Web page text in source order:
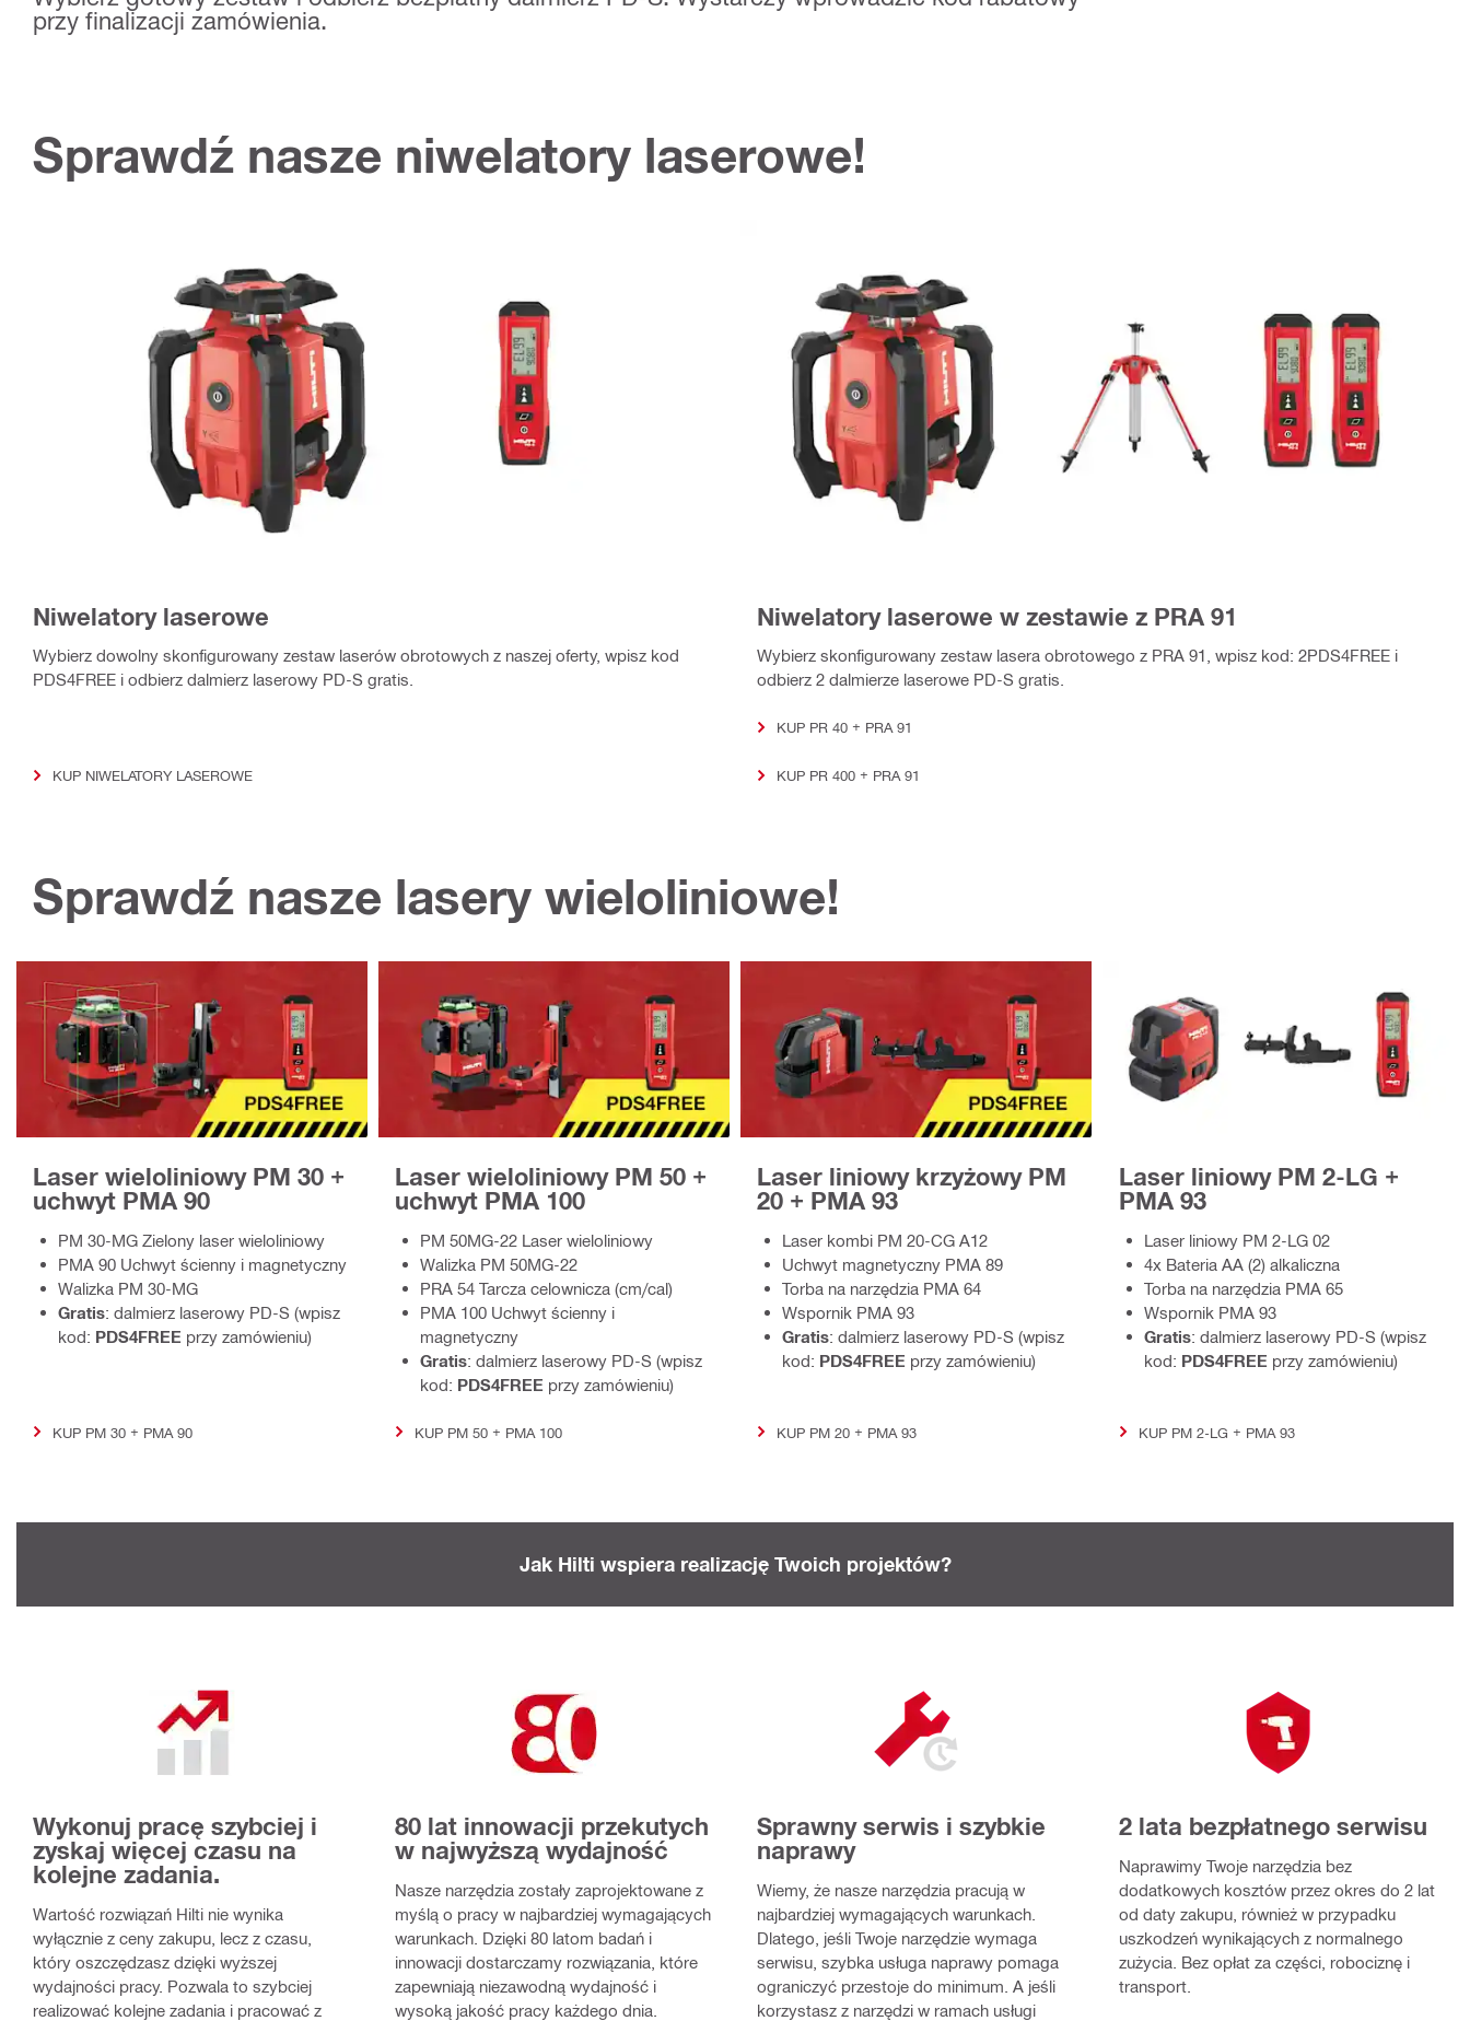
przy finalizacji zamówienia.
Sprawdź nasze niwelatory laserowe!
Niwelatory laserowe
Wybierz dowolny skonfigurowany zestaw laserów obrotowych z naszej oferty, wpisz kod
PDS4FREE i odbierz dalmierz laserowy PD‑S gratis.
KUP NIWELATORY LASEROWE
Niwelatory laserowe w zestawie z PRA 91
Wybierz skonfigurowany zestaw lasera obrotowego z PRA 91, wpisz kod: 2PDS4FREE i
odbierz 2 dalmierze laserowe PD‑S gratis.
KUP PR 40 + PRA 91
KUP PR 400 + PRA 91
Sprawdź nasze lasery wieloliniowe!
Laser wieloliniowy PM 30 +
uchwyt PMA 90
PM 30‑MG Zielony laser wieloliniowy
PMA 90 Uchwyt ścienny i magnetyczny
Walizka PM 30‑MG
Gratis: dalmierz laserowy PD‑S (wpisz
kod: PDS4FREE przy zamówieniu)
KUP PM 30 + PMA 90
Laser wieloliniowy PM 50 +
uchwyt PMA 100
PM 50MG‑22 Laser wieloliniowy
Walizka PM 50MG‑22
PRA 54 Tarcza celownicza (cm/cal)
PMA 100 Uchwyt ścienny i
magnetyczny
Gratis: dalmierz laserowy PD‑S (wpisz
kod: PDS4FREE przy zamówieniu)
KUP PM 50 + PMA 100
Laser liniowy krzyżowy PM
20 + PMA 93
Laser kombi PM 20-CG A12
Uchwyt magnetyczny PMA 89
Torba na narzędzia PMA 64
Wspornik PMA 93
Gratis: dalmierz laserowy PD‑S (wpisz
kod: PDS4FREE przy zamówieniu)
KUP PM 20 + PMA 93
Laser liniowy PM 2-LG +
PMA 93
Laser liniowy PM 2-LG 02
4x Bateria AA (2) alkaliczna
Torba na narzędzia PMA 65
Wspornik PMA 93
Gratis: dalmierz laserowy PD‑S (wpisz
kod: PDS4FREE przy zamówieniu)
KUP PM 2-LG + PMA 93
Jak Hilti wspiera realizację Twoich projektów?
Wykonuj pracę szybciej i
zyskaj więcej czasu na
kolejne zadania.
Wartość rozwiązań Hilti nie wynika
wyłącznie z ceny zakupu, lecz z czasu,
który oszczędzasz dzięki wyższej
wydajności pracy. Pozwala to szybciej
realizować kolejne zadania i pracować z
80 lat innowacji przekutych
w najwyższą wydajność
Nasze narzędzia zostały zaprojektowane z
myślą o pracy w najbardziej wymagających
warunkach. Dzięki 80 latom badań i
innowacji dostarczamy rozwiązania, które
zapewniają niezawodną wydajność i
wysoką jakość pracy każdego dnia.
Sprawny serwis i szybkie
naprawy
Wiemy, że nasze narzędzia pracują w
najbardziej wymagających warunkach.
Dlatego, jeśli Twoje narzędzie wymaga
serwisu, szybka usługa naprawy pomaga
ograniczyć przestoje do minimum. A jeśli
korzystasz z narzędzi w ramach usługi
2 lata bezpłatnego serwisu
Naprawimy Twoje narzędzia bez
dodatkowych kosztów przez okres do 2 lat
od daty zakupu, również w przypadku
uszkodzeń wynikających z normalnego
zużycia. Bez opłat za części, robociznę i
transport.